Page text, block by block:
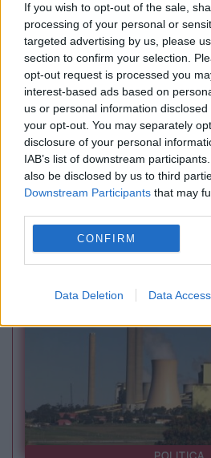
If you wish to opt-out of the sale,
processing of your personal or
targeted advertising by us, please
section to confirm your selection.
opt-out request is processed you
interest-based ads based on
us or personal information
your opt-out. You may separately
disclosure of your personal
IAB’s list of downstream
also be disclosed by us to third
Downstream Participants that may
CONFIRM
Data Deletion Data Access
POLITICA
Anti-politica a devenit
mai mulți alegători